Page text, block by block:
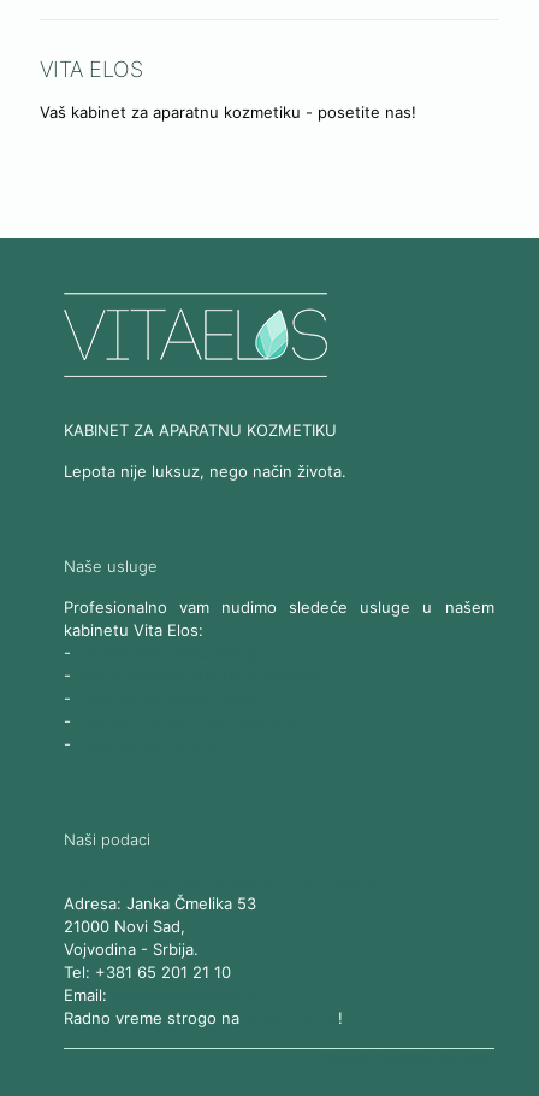
VITA ELOS
Vaš kabinet za aparatnu kozmetiku - posetite nas!
KABINET ZA APARATNU KOZMETIKU
Lepota nije luksuz, nego način života.
Naše usluge
Profesionalno vam nudimo sledeće usluge u našem
kabinetu Vita Elos:
-
-
-
-
-
Naši podaci
Adresa: Janka Čmelika 53
21000 Novi Sad,
Vojvodina- Srbija.
Tel: +381 65 201 21 10
Email:
Radno vreme strogo na
!